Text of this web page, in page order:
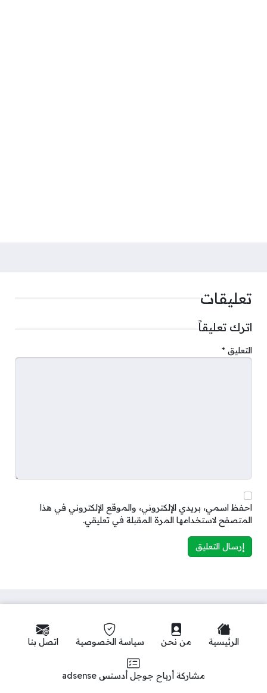
تعليقات
اترك تعليقاً
التعليق *
احفظ اسمي، بريدي الإلكتروني، والموقع الإلكتروني في هذا
المتصفح لاستخدامها المرة المقبلة في تعليقي.
الرئيسية من نحن سياسة الخصوصية اتصل بنا
مشاركة أرباح جوجل أدسنس adsense